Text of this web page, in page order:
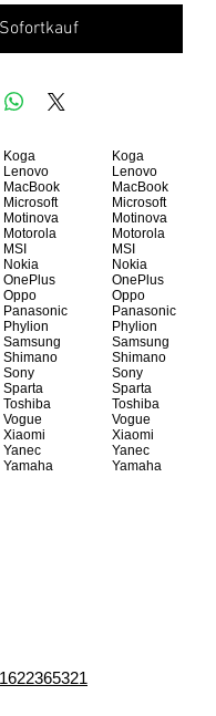
Sofortkauf
Koga
Lenovo
MacBook
Microsoft
Motinova
Motorola
MSI
Nokia
OnePlus
Oppo
Panasonic
Phylion
Samsung
Shimano
Sony
Sparta
Toshiba
Vogue
Xiaomi
Yanec
Yamaha
Koga
Lenovo
MacBook
Microsoft
Motinova
Motorola
MSI
Nokia
OnePlus
Oppo
Panasonic
Phylion
Samsung
Shimano
Sony
Sparta
Toshiba
Vogue
Xiaomi
Yanec
Yamaha